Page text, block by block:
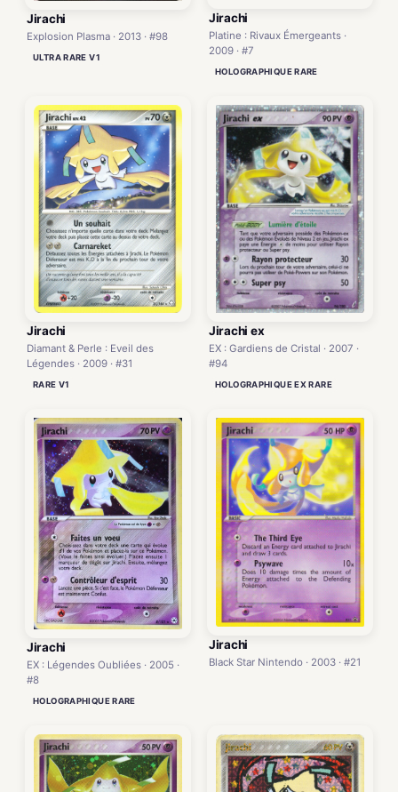
Jirachi
Explosion Plasma · 2013 · #98
ULTRA RARE V1
Jirachi
Platine : Rivaux Émergeants ·
2009 · #7
HOLOGRAPHIQUE RARE
Jirachi
Diamant & Perle : Eveil des
Légendes · 2009 · #31
RARE V1
Jirachi ex
EX : Gardiens de Cristal · 2007 ·
#94
HOLOGRAPHIQUE EX RARE
Jirachi
EX : Légendes Oubliées · 2005 ·
#8
HOLOGRAPHIQUE RARE
Jirachi
Black Star Nintendo · 2003 · #21